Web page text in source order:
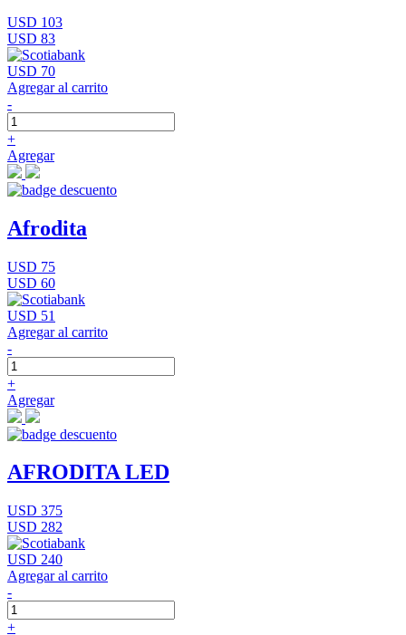
USD 103
USD 83
USD 70
Agregar al carrito
-
+
Agregar
Afrodita
USD 75
USD 60
USD 51
Agregar al carrito
-
+
Agregar
AFRODITA LED
USD 375
USD 282
USD 240
Agregar al carrito
-
+